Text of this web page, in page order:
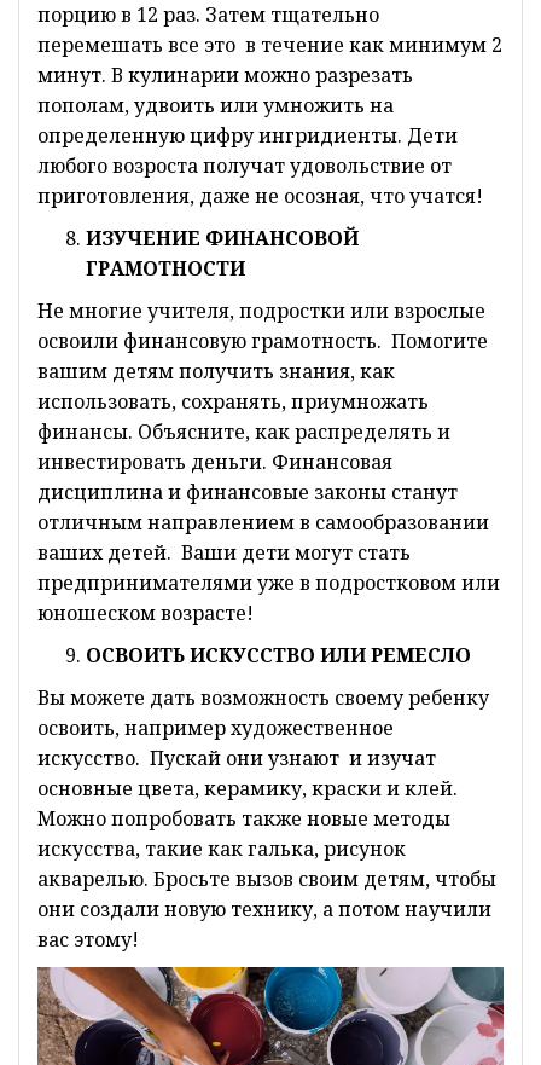
порцию в 12 раз. Затем тщательно
перемешать все это в течение как минимум 2
минут. В кулинарии можно разрезать
пополам, удвоить или умножить на
определенную цифру ингридиенты. Дети
любого возроста получат удовольствие от
приготовления, даже не осозная, что учатся!
ИЗУЧЕНИЕ ФИНАНСОВОЙ
ГРАМОТНОСТИ
Не многие учителя, подростки или взрослые
освоили финансовую грамотность. Помогите
вашим детям получить знания, как
использовать, сохранять, приумножать
финансы. Объясните, как распределять и
инвестировать деньги. Финансовая
дисциплина и финансовые законы станут
отличным направлением в самообразовании
ваших детей. Ваши дети могут стать
предпринимателями уже в подростковом или
юношеском возрасте!
ОСВОИТЬ ИСКУССТВО ИЛИ РЕМЕСЛО
Вы можете дать возможность своему ребенку
освоить, например художественное
искусство. Пускай они узнают и изучат
основные цвета, керамику, краски и клей.
Можно попробовать также новые методы
искусства, такие как галька, рисунок
акварелью. Бросьте вызов своим детям, чтобы
они создали новую технику, а потом научили
вас этому!